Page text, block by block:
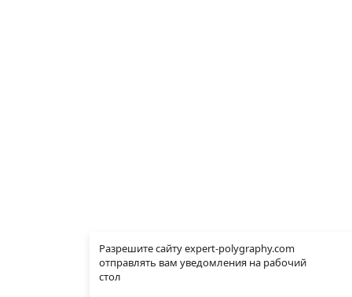
Разрешите сайту expert-polygraphy.com
отправлять вам уведомления на рабочий
стол